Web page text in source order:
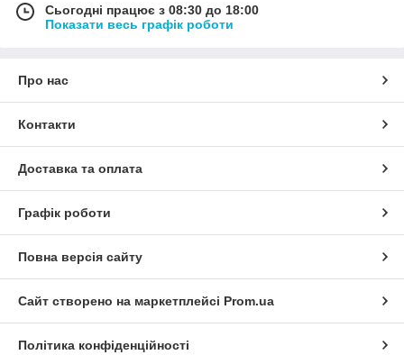
Сьогодні працює з 08:30 до 18:00
Показати весь графік роботи
Про нас
Контакти
Доставка та оплата
Графік роботи
Повна версія сайту
Сайт створено на маркетплейсі Prom.ua
Політика конфіденційності